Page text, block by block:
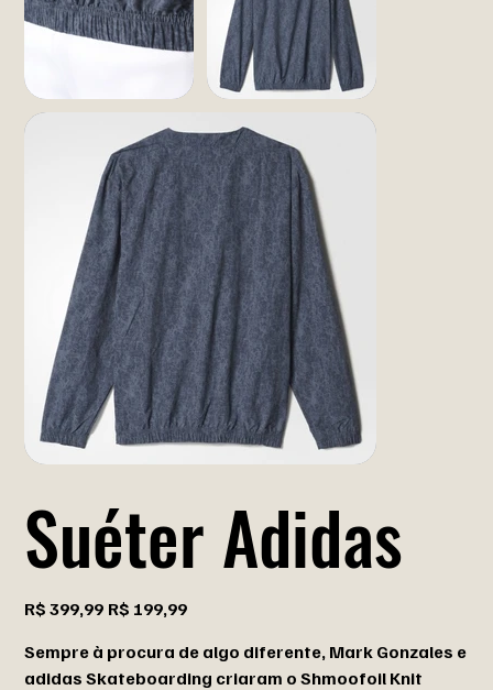
Suéter Adidas
Preço
original
R$ 399,99
Preço
promocional
R$ 199,99
Sempre à procura de algo diferente, Mark Gonzales e
adidas Skateboarding criaram o Shmoofoil Knit